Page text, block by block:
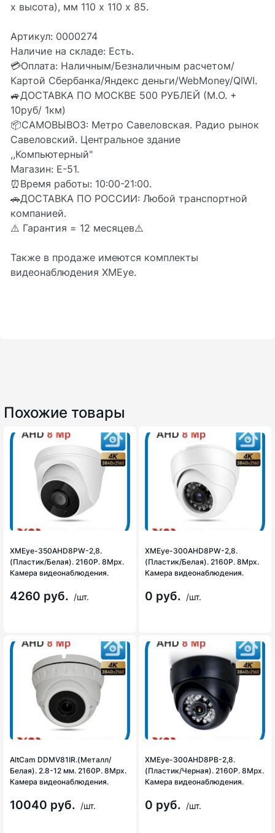
х высота), мм 110 х 110 х 85.
Артикул: 0000274
Наличие на складе: Есть.
💳Оплата: Наличным/Безналичным расчетом/
Картой Сбербанка/Яндекс деньги/WebMoney/QIWI.
🚙ДОСТАВКА ПО МОСКВЕ 500 РУБЛЕЙ (М.О. +
10руб/ 1км)
📦CАМОВЫВОЗ: Метро Савеловская. Радио рынок
Савеловский. Центральное здание
,,Компьютерный"
Магазин: Е-51.
⏰Время работы: 10:00-21:00.
🚗ДОСТАВКА ПО РОССИИ: Любой транспортной
компанией.
⚠️ Гарантия = 12 месяцев⚠️
Также в продаже имеются комплекты
видеонаблюдения XMEye.
Похожие товары
XMEye-350AHD8PW-2,8.
(Пластик/Белая). 2160P. 8Mpx.
Камера видеонаблюдения.
4260 руб. /шт.
XMEye-300AHD8PW-2,8.
(Пластик/Белая). 2160P. 8Mpx.
Камера видеонаблюдения.
0 руб. /шт.
AltCam DDMV81IR.(Металл/
Белая). 2.8-12 мм. 2160P. 8Mpx.
Камера видеонаблюдения.
10040 руб. /шт.
XMEye-300AHD8PB-2,8.
(Пластик/Черная). 2160P. 8Mpx.
Камера видеонаблюдения.
0 руб. /шт.